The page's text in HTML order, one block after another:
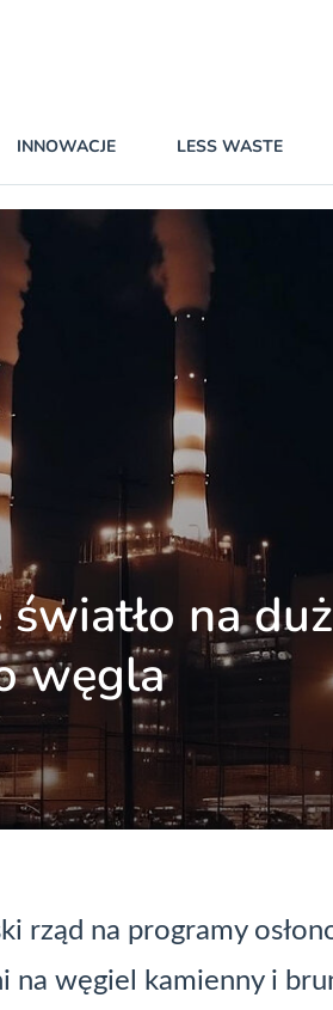
INNOWACJE LESS WASTE
na
węgla
rząd na programy
węgiel kamienny i